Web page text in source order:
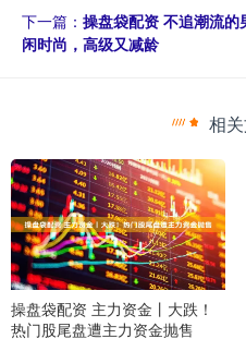
下一篇： 操盘袋配资 不追潮流
闲时尚，高级又减龄
相
操盘袋配资 主力资金丨大跌！
热门股尾盘遭主力资金抛售